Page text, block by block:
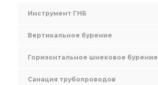
Инструмент ГНБ
Вертикальное бурение
Горизонтальное шнековое бурение
Санация трубопроводов